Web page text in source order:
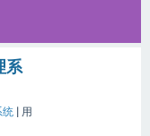
系
统
用